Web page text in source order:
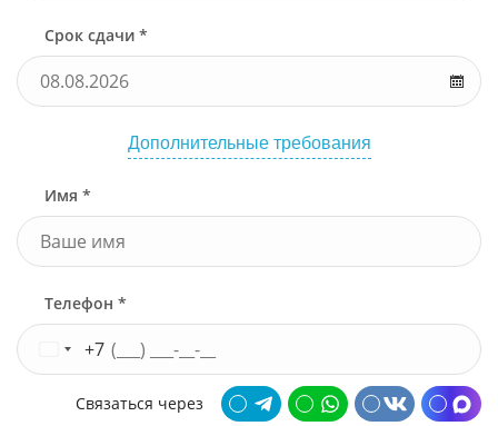
Срок сдачи *
Дополнительные требования
Имя *
Телефон *
+7
Связаться через